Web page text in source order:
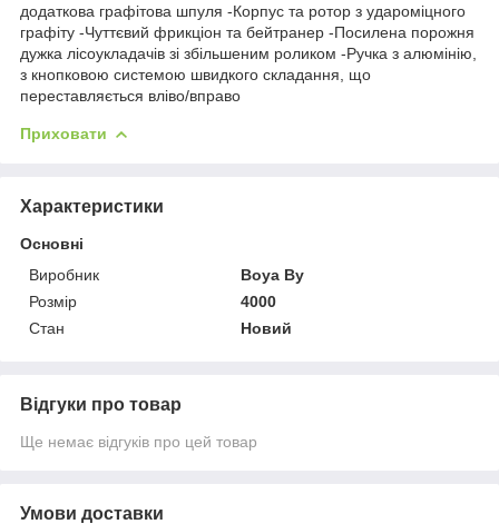
додаткова графітова шпуля -Корпус та ротор з удароміцного
графіту -Чуттєвий фрикціон та бейтранер -Посилена порожня
дужка лісоукладачів зі збільшеним роликом -Ручка з алюмінію,
з кнопковою системою швидкого складання, що
переставляється вліво/вправо
Приховати
Характеристики
Основні
Виробник
Boya By
Розмір
4000
Стан
Новий
Відгуки про товар
Ще немає відгуків про цей товар
Умови доставки